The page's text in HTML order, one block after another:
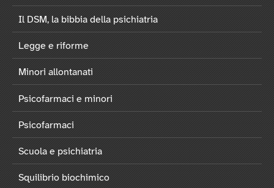
Il DSM, la bibbia della psichiatria
Legge e riforme
Minori allontanati
Psicofarmaci e minori
Psicofarmaci
Scuola e psichiatria
Squilibrio biochimico